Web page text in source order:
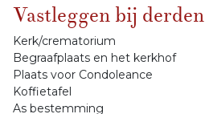
Vastleggen bij derden
Kerk/crematorium
Begraafplaats en het kerkhof
Plaats voor Condoleance
Koffietafel
As bestemming